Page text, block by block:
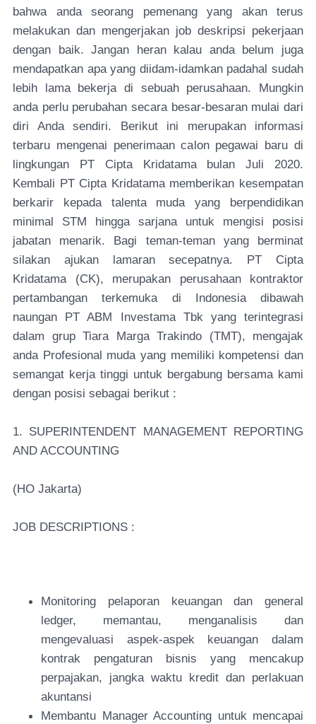
bahwa anda seorang pemenang yang akan terus
melakukan dan mengerjakan job deskripsi pekerjaan
dengan baik. Jangan heran kalau anda belum juga
mendapatkan apa yang diidam-idamkan padahal sudah
lebih lama bekerja di sebuah perusahaan. Mungkin
anda perlu perubahan secara besar-besaran mulai dari
diri Anda sendiri. Berikut ini merupakan informasi
terbaru mengenai penerimaan calon pegawai baru di
lingkungan PT Cipta Kridatama bulan Juli 2020.
Kembali PT Cipta Kridatama memberikan kesempatan
berkarir kepada talenta muda yang berpendidikan
minimal STM hingga sarjana untuk mengisi posisi
jabatan menarik. Bagi teman-teman yang berminat
silakan ajukan lamaran secepatnya. PT Cipta
Kridatama (CK), merupakan perusahaan kontraktor
pertambangan terkemuka di Indonesia dibawah
naungan PT ABM Investama Tbk yang terintegrasi
dalam grup Tiara Marga Trakindo (TMT), mengajak
anda Profesional muda yang memiliki kompetensi dan
semangat kerja tinggi untuk bergabung bersama kami
dengan posisi sebagai berikut :
1. SUPERINTENDENT MANAGEMENT REPORTING
AND ACCOUNTING
(HO Jakarta)
JOB DESCRIPTIONS :
Monitoring pelaporan keuangan dan general
ledger, memantau, menganalisis dan
mengevaluasi aspek-aspek keuangan dalam
kontrak pengaturan bisnis yang mencakup
perpajakan, jangka waktu kredit dan perlakuan
akuntansi
Membantu Manager Accounting untuk mencapai